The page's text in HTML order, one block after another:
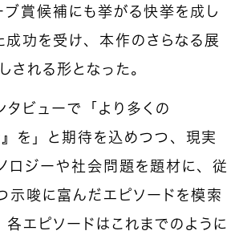
ブ賞候補にも挙がる快挙を成し
成功を受け、本作のさらなる展
される形となった。
タビューで「より多くの
を」と期待を込めつつ、現実
ロジーや社会問題を題材に、従
示唆に富んだエピソードを模索
各エピソードはこれまでのように